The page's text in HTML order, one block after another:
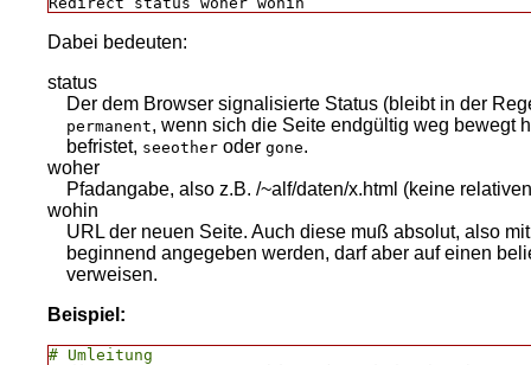
Dabei bedeuten:
status
Der dem Browser signalisierte Status (bleibt in der
permanent, wenn sich die Seite endgültig weg bewegt
befristet, seeother oder gone.
woher
Pfadangabe, also z.B. /~alf/daten/x.html (keine
wohin
URL der neuen Seite. Auch diese muß absolut, also
beginnend angegeben werden, darf aber auf einen
verweisen.
Beispiel:
# Umleitung